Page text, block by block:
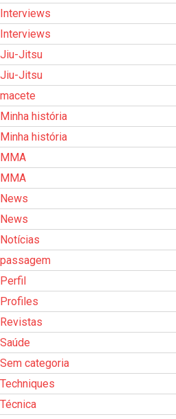
Interviews
Interviews
Jiu-Jitsu
Jiu-Jitsu
macete
Minha história
Minha história
MMA
MMA
News
News
Notícias
passagem
Perfil
Profiles
Revistas
Saúde
Sem categoria
Techniques
Técnica